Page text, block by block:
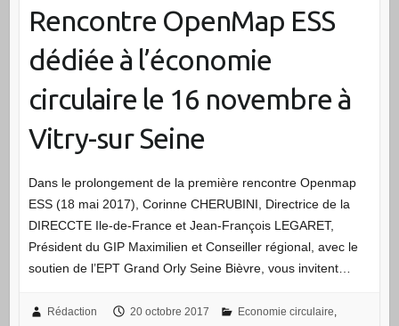
Rencontre OpenMap ESS
dédiée à l’économie
circulaire le 16 novembre à
Vitry-sur Seine
Dans le prolongement de la première rencontre Openmap
ESS (18 mai 2017), Corinne CHERUBINI, Directrice de la
DIRECCTE Ile-de-France et Jean-François LEGARET,
Président du GIP Maximilien et Conseiller régional, avec le
soutien de l’EPT Grand Orly Seine Bièvre, vous invitent…
Rédaction 20 octobre 2017 Economie circulaire,